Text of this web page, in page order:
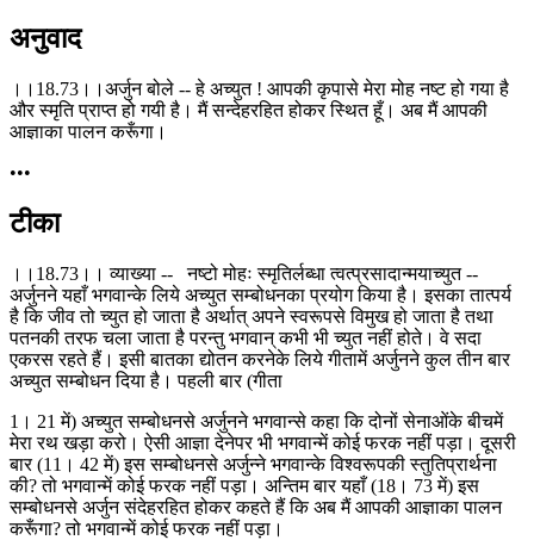
अनुवाद
।।18.73।।अर्जुन बोले -- हे अच्युत ! आपकी कृपासे मेरा मोह नष्ट हो गया है
और स्मृति प्राप्त हो गयी है। मैं सन्देहरहित होकर स्थित हूँ। अब मैं आपकी
आज्ञाका पालन करूँगा।
•••
टीका
।।18.73।। व्याख्या -- नष्टो मोहः स्मृतिर्लब्धा त्वत्प्रसादान्मयाच्युत --
अर्जुनने यहाँ भगवान्के लिये अच्युत सम्बोधनका प्रयोग किया है। इसका तात्पर्य
है कि जीव तो च्युत हो जाता है अर्थात् अपने स्वरूपसे विमुख हो जाता है तथा
पतनकी तरफ चला जाता है परन्तु भगवान् कभी भी च्युत नहीं होते। वे सदा
एकरस रहते हैं। इसी बातका द्योतन करनेके लिये गीतामें अर्जुनने कुल तीन बार
अच्युत सम्बोधन दिया है। पहली बार (गीता
1। 21 में) अच्युत सम्बोधनसे अर्जुनने भगवान्से कहा कि दोनों सेनाओंके बीचमें
मेरा रथ खड़ा करो। ऐसी आज्ञा देनेपर भी भगवान्में कोई फरक नहीं पड़ा। दूसरी
बार (11। 42 में) इस सम्बोधनसे अर्जुन्ने भगवान्के विश्वरूपकी स्तुतिप्रार्थना
की? तो भगवान्में कोई फरक नहीं पड़ा। अन्तिम बार यहाँ (18। 73 में) इस
सम्बोधनसे अर्जुन संदेहरहित होकर कहते हैं कि अब मैं आपकी आज्ञाका पालन
करूँगा? तो भगवान्में कोई फरक नहीं पड़ा।